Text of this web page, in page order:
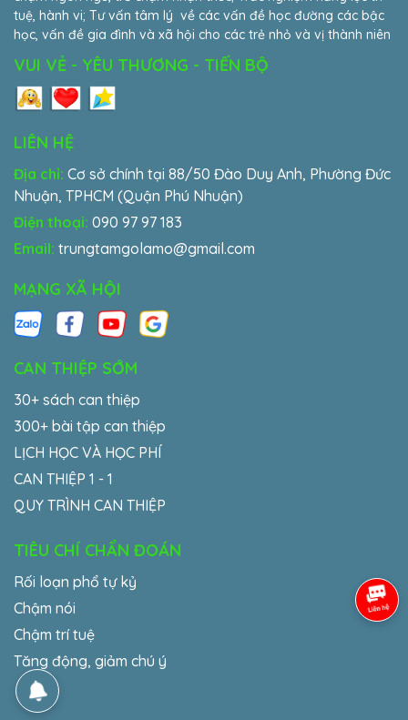
tuệ, hành vi; Tư vấn tâm lý về các vấn đề học đường các bậc
học, vấn đề gia đình và xã hội cho các trẻ nhỏ và vị thành niên
VUI VẺ - YÊU THƯƠNG - TIẾN BỘ
LIÊN HỆ
Địa chỉ: Cơ sở chính tại 88/50 Đào Duy Anh, Phường Đức
Nhuận, TPHCM (Quận Phú Nhuận)
Điện thoại: 090 97 97 183
Email: trungtamgolamo@gmail.com
MẠNG XÃ HỘI
CAN THIỆP SỚM
30+ sách can thiệp
300+ bài tập can thiệp
LỊCH HỌC VÀ HỌC PHÍ
CAN THIỆP 1 - 1
QUY TRÌNH CAN THIỆP
TIÊU CHÍ CHẨN ĐOÁN
Rối loạn phổ tự kỷ
Chậm nói
Chậm trí tuệ
Tăng động, giảm chú ý